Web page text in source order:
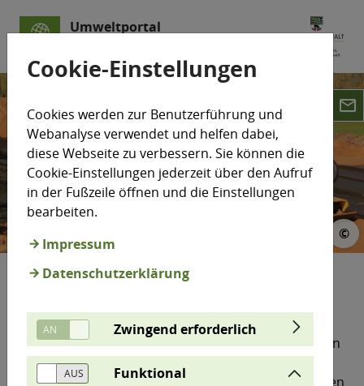
Umweltportal
Erschütterungen
Erschütterungen sind mechanische
Sie können durch technische Anlagen, schwere
Lastkraftwagen und Schienenfahrzeuge
Cookie-Einstellungen
Cookies werden zur Benutzerführung und
Webanalyse verwendet und helfen dabei,
diese Webseite zu verbessern. Sie können die
Cookie-Einstellungen jederzeit über den Aufruf
in der Fußzeile öffnen und die Einstellungen
bearbeiten.
Impressum
Datenschutzerklärung
Zwingend erforderlich
Funktional
email